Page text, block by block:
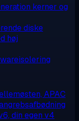
kerner og
diske
høj
APAC
din egen v4